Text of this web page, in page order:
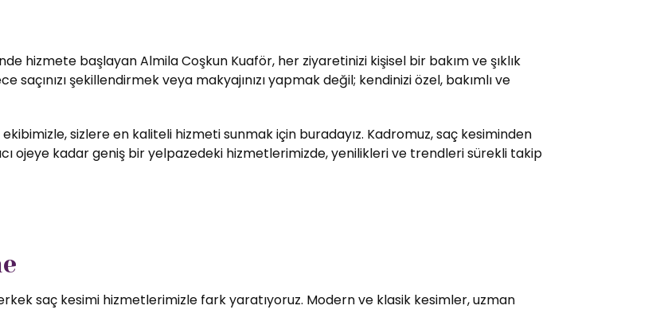
hizmete başlayan Almila Coşkun Kuaför, her ziyaretinizi kişisel bir bakım ve şıklık
şekillendirmek veya makyajınızı yapmak değil; kendinizi özel, bakımlı ve
sizlere en kaliteli hizmeti sunmak için buradayız. Kadromuz, saç kesiminden
ojeye kadar geniş bir yelpazedeki hizmetlerimizde, yenilikleri ve trendleri sürekli takip
saç kesimi hizmetlerimizle fark yaratıyoruz. Modern ve klasik kesimler, uzman